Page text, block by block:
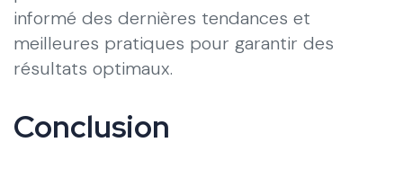
informé des dernières tendances et
meilleures pratiques pour garantir des
résultats optimaux.
Conclusion